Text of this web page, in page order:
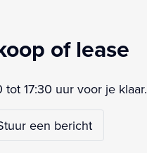
preventieof lease
17:30 uur voor je klaar.
een bericht